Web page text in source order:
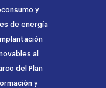
y
de energía
al
del Plan
y